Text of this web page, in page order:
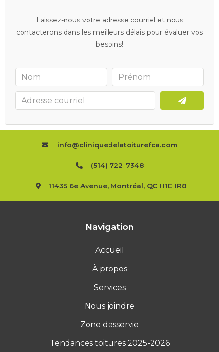
Laissez-nous votre adresse courriel et nous
contacterons dans les meilleurs délais pour évaluer vos
besoins!
info@cliniquedelatoiturefca.com
(514) 722-7348
11435 6e Avenue, Montréal, QC H1E 1R8
Navigation
Accueil
À propos
Services
Nous joindre
Zone desservie
Tendances toitures 2025-2026